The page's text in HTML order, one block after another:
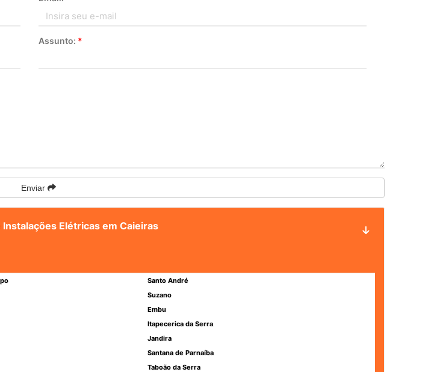
Assunto: *
Enviar
Elétricas em Caieiras
Santo André
Suzano
Embu
Itapecerica da Serra
Jandira
Santana de Parnaíba
Taboão da Serra